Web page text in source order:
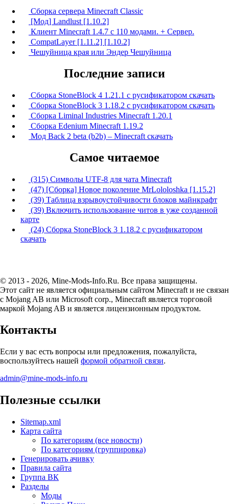
Сборка сервера Minecraft Classic
[Мод] Landlust [1.10.2]
Клиент Minecraft 1.4.7 c 110 модами. + Сервер.
CompatLayer [1.11.2] [1.10.2]
Чешуйница края или Эндер Чешуйница
Последние записи
Сборка StoneBlock 4 1.21.1 с русификатором скачать
Сборка StoneBlock 3 1.18.2 с русификатором скачать
Сборка Liminal Industries Minecraft 1.20.1
Сборка Edenium Minecraft 1.19.2
Мод Back 2 beta (b2b) – Minecraft скачать
Самое читаемое
(315) Символы UTF-8 для чата Minecraft
(47) [Сборка] Новое поколение MrLololoshka [1.15.2]
(39) Таблица взрывоустойчивости блоков майнкрафт
(39) Включить использование читов в уже созданной
карте
(24) Сборка StoneBlock 3 1.18.2 с русификатором
скачать
© 2013 - 2026, Mine-Mods-Info.Ru. Все права защищены.
Этот сайт не является официальным сайтом Minecraft и не связан
с Mojang AB или Microsoft corp., Minecraft является торговой
маркой Mojang AB и является лицензионным продуктом.
Контакты
Если у вас есть вопросы или предложения, пожалуйста,
воспользуйтесь нашей формой обратной связи.
admin@mine-mods-info.ru
Полезные ссылки
Sitemap.xml
Карта сайта
По категориям (все новости)
По категориям (группировка)
Генерировать ачивку
Правила сайта
Группа ВК
Разделы
Моды